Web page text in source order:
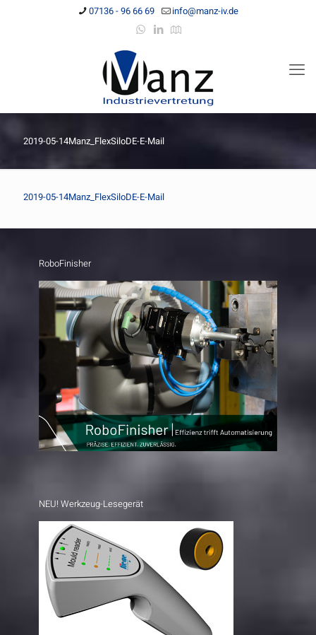
07136 - 96 66 69 info@manz-iv.de
2019-05-14Manz_FlexSiloDE-E-Mail
2019-05-14Manz_FlexSiloDE-E-Mail
RoboFinisher
NEU! Werkzeug-Lesegerät